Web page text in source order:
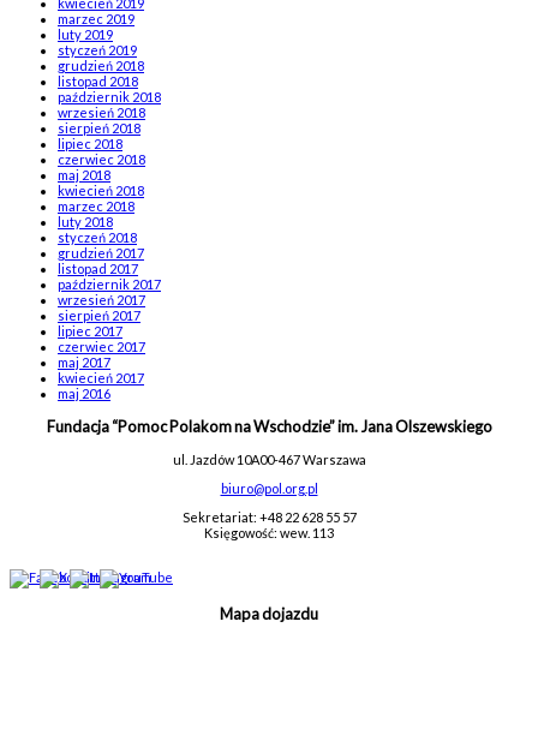
kwiecień 2019
marzec 2019
luty 2019
styczeń 2019
grudzień 2018
listopad 2018
październik 2018
wrzesień 2018
sierpień 2018
lipiec 2018
czerwiec 2018
maj 2018
kwiecień 2018
marzec 2018
luty 2018
styczeń 2018
grudzień 2017
listopad 2017
październik 2017
wrzesień 2017
sierpień 2017
lipiec 2017
czerwiec 2017
maj 2017
kwiecień 2017
maj 2016
Fundacja “Pomoc Polakom na Wschodzie” im. Jana Olszewskiego
ul. Jazdów 10A00-467 Warszawa
biuro@pol.org.pl
Sekretariat: +48 22 628 55 57
Księgowość: wew. 113
Mapa dojazdu